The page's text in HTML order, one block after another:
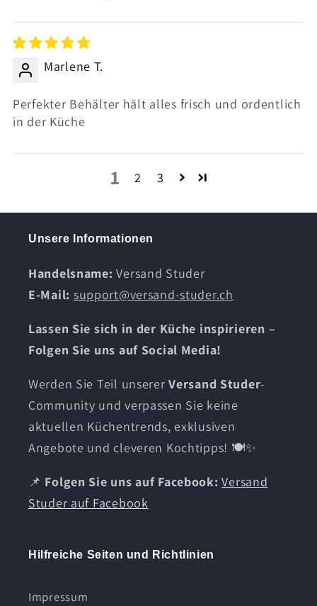
Marlene T.
Perfekter Behälter hält alles frisch und ordentlich
in der Küche
1 2 3
Unsere Informationen
Handelsname: Versand Studer
E-Mail: support@versand-studer.ch
Lassen Sie sich in der Küche inspirieren –
Folgen Sie uns auf Social Media!
Werden Sie Teil unsererVersand Studer-
Community und verpassen Sie keine
aktuellen Küchentrends, exklusiven
Angebote und cleveren Kochtipps! 🍽️✨
📌 Folgen Sie uns auf Facebook: Versand
Studer auf Facebook
Hilfreiche Seiten und Richtlinien
Impressum